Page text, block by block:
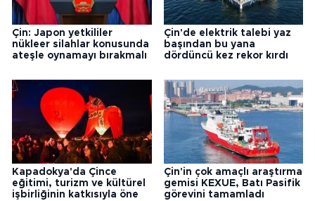
Çin: Japon yetkililer
nükleer silahlar konusunda
ateşle oynamayı bırakmalı
Çin'de elektrik talebi yaz
başından bu yana
dördüncü kez rekor kırdı
Kapadokya'da Çince
eğitimi, turizm ve kültürel
işbirliğinin katkısıyla öne
Çin'in çok amaçlı araştırma
gemisi KEXUE, Batı Pasifik
görevini tamamladı